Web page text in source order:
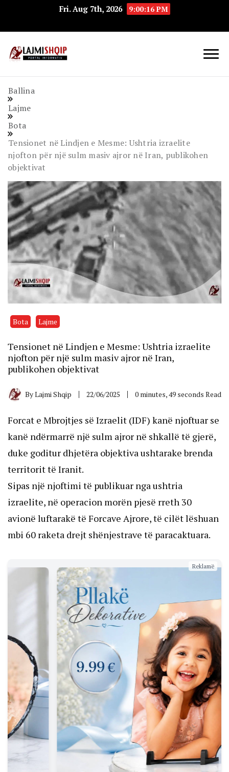
Fri. Aug 7th, 2026 9:00:17 PM
Ballina
Lajme
Bota
Tensionet në Lindjen e Mesme: Ushtria izraelite
njofton për një sulm masiv ajror në Iran, publikohen
objektivat
Bota Lajme
Tensionet në Lindjen e Mesme: Ushtria izraelite
njofton për një sulm masiv ajror në Iran,
publikohen objektivat
ByLajmi Shqip 22/06/2025 0 minutes, 49 seconds Read
Forcat e Mbrojtjes së Izraelit (IDF) kanë njoftuar se
kanë ndërmarrë një sulm ajror në shkallë të gjerë,
duke goditur dhjetëra objektiva ushtarake brenda
territorit të Iranit.
Sipas një njoftimi të publikuar nga ushtria
izraelite, në operacion morën pjesë rreth 30
avionë luftarakë të Forcave Ajrore, të cilët lëshuan
mbi 60 raketa drejt shënjestrave të paracaktuara.
Reklamë